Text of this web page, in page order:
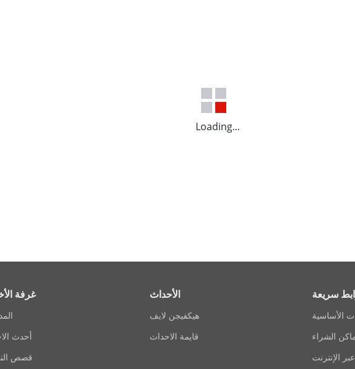
Loading...
غرفة
أحدث
قصص
الأحداث
هيكفيجن لايف
قايمة الاحداث
سريعة
الأساسية
الشراء
الإنترنت